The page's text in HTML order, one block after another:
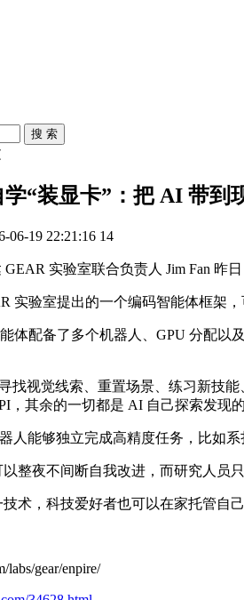
搜 索
“装显卡”：把 AI 带到
06-19 22:21:16 14
实验室联合负责人 Jim Fan 昨
实验室提出的一个编码智能体框架
体配备了多个机器人、GPU 分配
找视觉线索、重置场景、练习新技
，其余的一切都是 AI 自己探索发现的
人能够独立完成高精度任务，比如
以整夜不间断自我改进，而研究人员
技术，科技爱好者也可以在家托管自
labs/gear/enpire/